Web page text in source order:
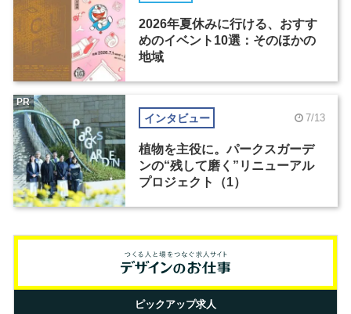
2026年夏休みに行ける、おすす
めのイベント10選：そのほかの
地域
インタビュー 7/13
植物を主役に。パークスガーデ
ンの“残して磨く”リニューアル
プロジェクト（1）
PR
ピックアップ求人